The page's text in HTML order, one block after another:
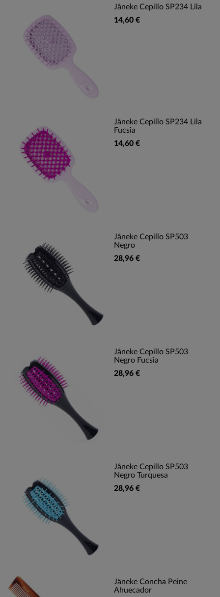
Jâneke Cepillo SP234 Lila
14,60 €
Jâneke Cepillo SP234 Lila
Fucsia
14,60 €
Jâneke Cepillo SP503
Negro
28,96 €
Jâneke Cepillo SP503
Negro Fucsia
28,96 €
Jâneke Cepillo SP503
Negro Turquesa
28,96 €
Jäneke Concha Peine
Ahuecador